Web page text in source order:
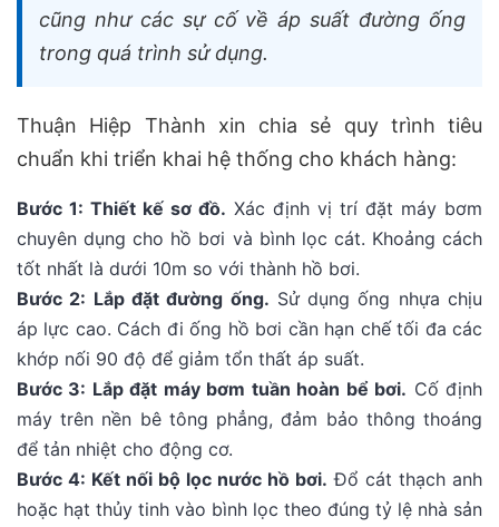
cũng như các sự cố về áp suất đường ống
trong quá trình sử dụng.
Thuận Hiệp Thành xin chia sẻ quy trình tiêu
chuẩn khi triển khai hệ thống cho khách hàng:
Bước 1: Thiết kế sơ đồ. Xác định vị trí đặt máy bơm
chuyên dụng cho hồ bơi và bình lọc cát. Khoảng cách
tốt nhất là dưới 10m so với thành hồ bơi.
Bước 2: Lắp đặt đường ống. Sử dụng ống nhựa chịu
áp lực cao. Cách đi ống hồ bơi cần hạn chế tối đa các
khớp nối 90 độ để giảm tổn thất áp suất.
Bước 3: Lắp đặt máy bơm tuần hoàn bể bơi. Cố định
máy trên nền bê tông phẳng, đảm bảo thông thoáng
để tản nhiệt cho động cơ.
Bước 4: Kết nối bộ lọc nước hồ bơi. Đổ cát thạch anh
hoặc hạt thủy tinh vào bình lọc theo đúng tỷ lệ nhà sản